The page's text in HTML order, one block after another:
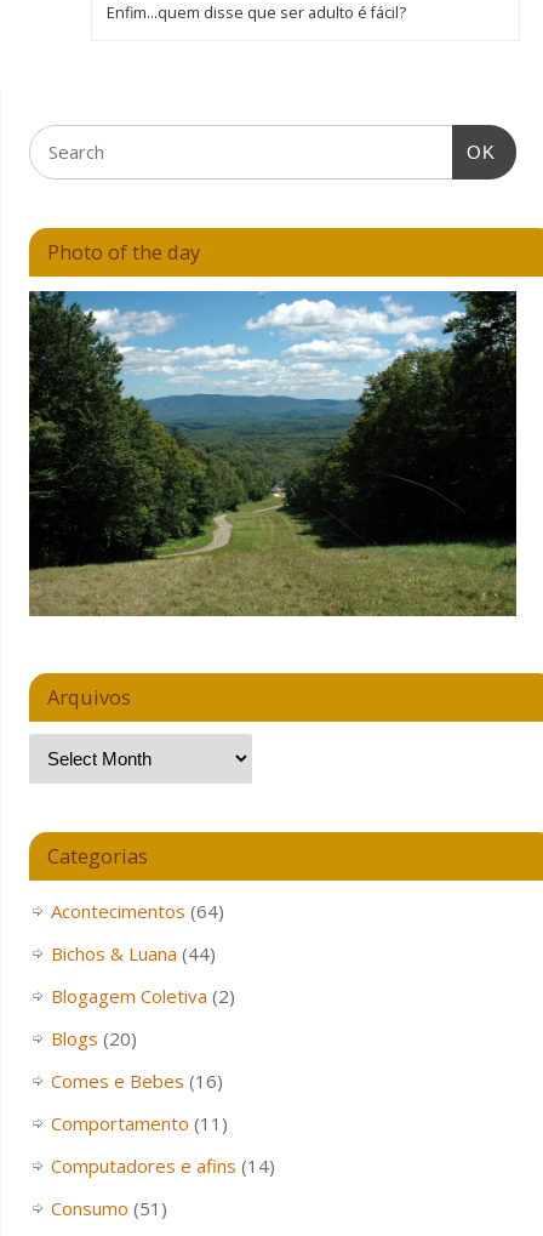
Enfim…quem disse que ser adulto é fácil?
OK
Photo of the day
Arquivos
Categorias
Acontecimentos (64)
Bichos & Luana (44)
Blogagem Coletiva (2)
Blogs (20)
Comes e Bebes (16)
Comportamento (11)
Computadores e afins (14)
Consumo (51)